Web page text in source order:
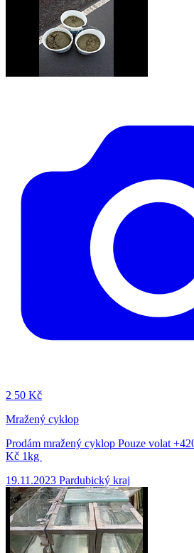
2 50 Kč
Mražený cyklop
Prodám mražený cyklop Pouze volat
Kč 1kg
19.11.2023 Pardubický kraj